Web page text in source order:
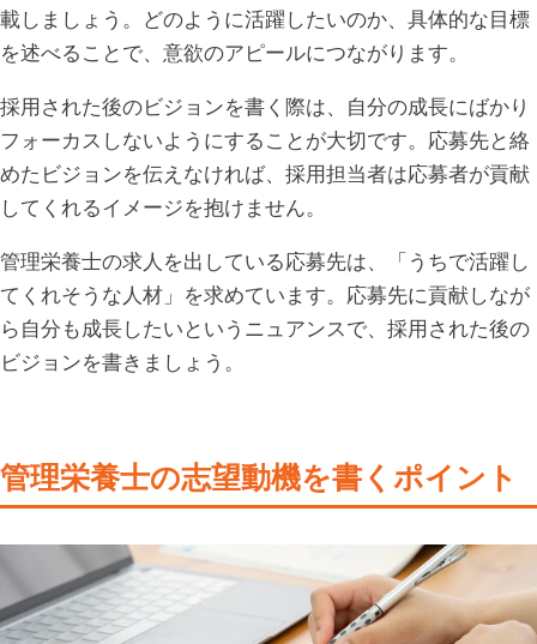
載しましょう。どのように活躍したいのか、具体的な目標
を述べることで、意欲のアピールにつながります。
採用された後のビジョンを書く際は、自分の成長にばかり
フォーカスしないようにすることが大切です。応募先と絡
めたビジョンを伝えなければ、採用担当者は応募者が貢献
してくれるイメージを抱けません。
管理栄養士の求人を出している応募先は、「うちで活躍し
てくれそうな人材」を求めています。応募先に貢献しなが
ら自分も成長したいというニュアンスで、採用された後の
ビジョンを書きましょう。
管理栄養士の志望動機を書くポイント